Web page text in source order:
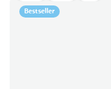
Bestseller